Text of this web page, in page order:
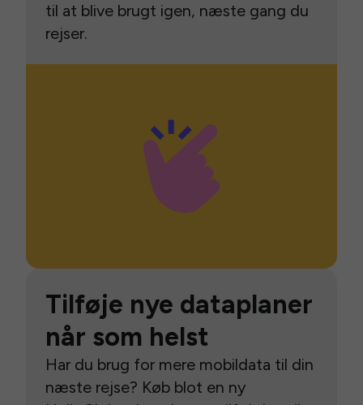
til at blive brugt igen, næste gang du
rejser.
Tilføje nye dataplaner
når som helst
Har du brug for mere mobildata til din
næste rejse? Køb blot en ny